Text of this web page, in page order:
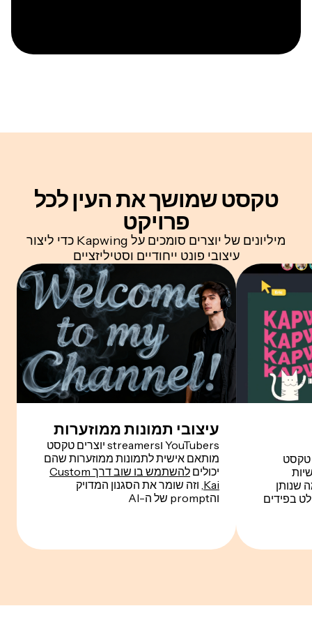
טקסט שמושך את העיןלכל
פרויקט
מיליונים של יוצרים סומכים על Kapwing כדי ליצור
עיצובי פונט ייחודיים וסטיליזציים
עיצובי תמונות ממוזערות
YouTubers וstreamers יוצרים טקסט
מותאם אישית לתמונות ממוזערות שהם
יכולים
להשתמש בו שוב דרך Custom
Kai, וזה שומר את הסגנון המדויק
והprompt של ה-AI
טקסט
שנותן
בפידים